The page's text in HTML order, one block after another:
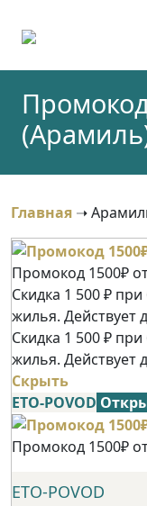
Главная ➝
Промокод 1500₽
Скидка 1 500 ₽
жилья. Действует
Скидка 1 500 ₽
жилья. Действует
Скрыть
ETO-POVOD
Промокод 1500₽
ETO-POVOD